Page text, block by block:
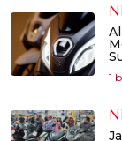
1